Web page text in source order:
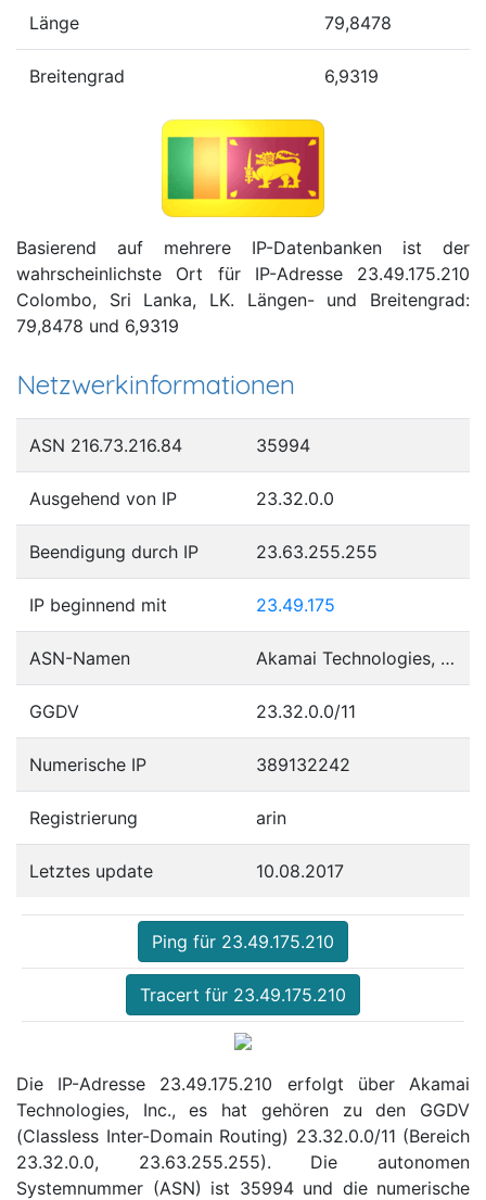
Länge 79,8478
Breitengrad 6,9319
Basierend auf mehrere IP-Datenbanken ist der
wahrscheinlichste Ort für IP-Adresse 23.49.175.210
Colombo, Sri Lanka, LK. Längen- und Breitengrad:
79,8478 und 6,9319
Netzwerkinformationen
ASN 216.73.216.84 35994
Ausgehend von IP 23.32.0.0
Beendigung durch IP 23.63.255.255
IP beginnend mit 23.49.175
ASN-Namen Akamai Technologies, Inc.
GGDV 23.32.0.0/11
Numerische IP 389132242
Registrierung arin
Letztes update 10.08.2017
Ping für 23.49.175.210
Tracert für 23.49.175.210
Die IP-Adresse 23.49.175.210 erfolgt über Akamai
Technologies, Inc., es hat gehören zu den GGDV
(Classless Inter-Domain Routing) 23.32.0.0/11 (Bereich
23.32.0.0, 23.63.255.255). Die autonomen
Systemnummer (ASN) ist 35994 und die numerische